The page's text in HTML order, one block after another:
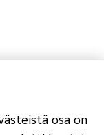
osa on